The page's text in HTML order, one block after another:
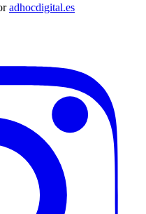
adhocdigital.es